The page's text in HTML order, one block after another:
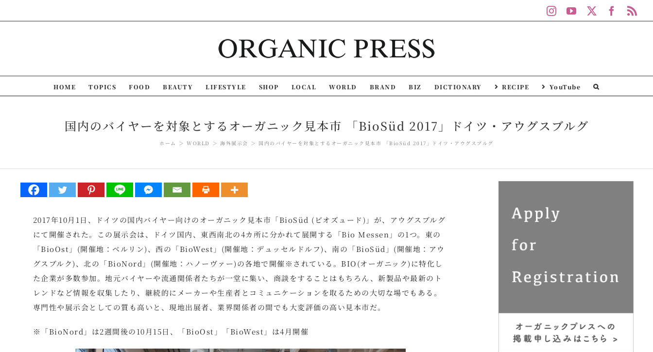
to
InstagramYouTube
HOME TOPICS FOOD BEAUTY LIFESTYLE SHOP LOCAL WORLD BRAND BIZ DICTIONARY RECIPE YouTube
国内のバイヤーを対象とするオーガニック見本市 「BioSüd 2017」ドイツ・アウグスブルグ
ホーム WORLD 海外展示会 国内のバイヤーを対象とするオーガニック見本市 「BioSüd 2017」ドイツ・アウグスブルグ
2017年10月1日、ドイツの国内バイヤー向けのオーガニック見本市「BioSüd (ビオズュード)」が、アウグスブルグ
にて開催された。この展示会は、ドイツ国内、東西南北の4カ所に分かれて展開する「Bio Messen」の1つ。東の
「BioOst」(開催地：ベルリン)、西の「BioWest」(開催地：デュッセルドルフ)、南の「BioSüd」(開催地：アウ
グスブルク)、北の「BioNord」(開催地：ハノーヴァー)の各地で開催※されている。BIO(オーガニック)に特化し
た企業が多数参加。地元バイヤーや流通関係者たちが一堂に集い、商談をすることはもちろん、新製品や最新のト
レンドなど情報を収集したり、継続的にメーカーや生産者とコミュニケーションを取るための大切な場でもある。
専門性や展示会としての質も高いと、現地出展者、業界関係者の間でも大変評価の高い見本市だ。
※「BioNord」は2週間後の10月15日、「BioOst」「BioWest」は4月開催